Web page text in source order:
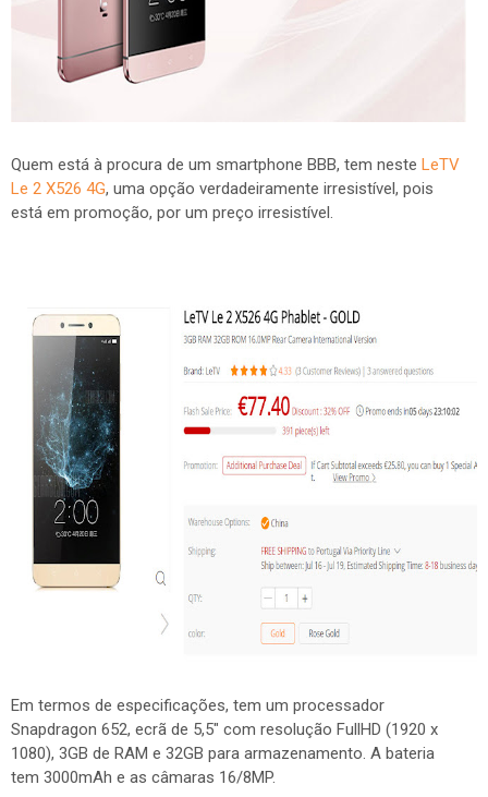
Quem está à procura de um smartphone BBB, tem neste LeTV
Le 2 X526 4G, uma opção verdadeiramente irresistível, pois
está em promoção, por um preço irresistível.
Em termos de especificações, tem um processador
Snapdragon 652, ecrã de 5,5" com resolução FullHD (1920 x
1080), 3GB de RAM e 32GB para armazenamento. A bateria
tem 3000mAh e as câmaras 16/8MP.